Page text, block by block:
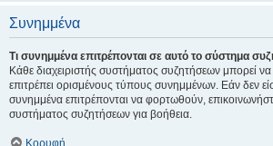
Συνημμένα
Τι συνημμένα επιτρέπονται σε αυτό το σύστημα
Κάθε διαχειριστής συστήματος συζητήσεων μπορεί να
επιτρέπει ορισμένους τύπους συνημμένων. Εάν δεν
συνημμένα επιτρέπονται να φορτωθούν,
συστήματος συζητήσεων για βοήθεια.
Κορυφή